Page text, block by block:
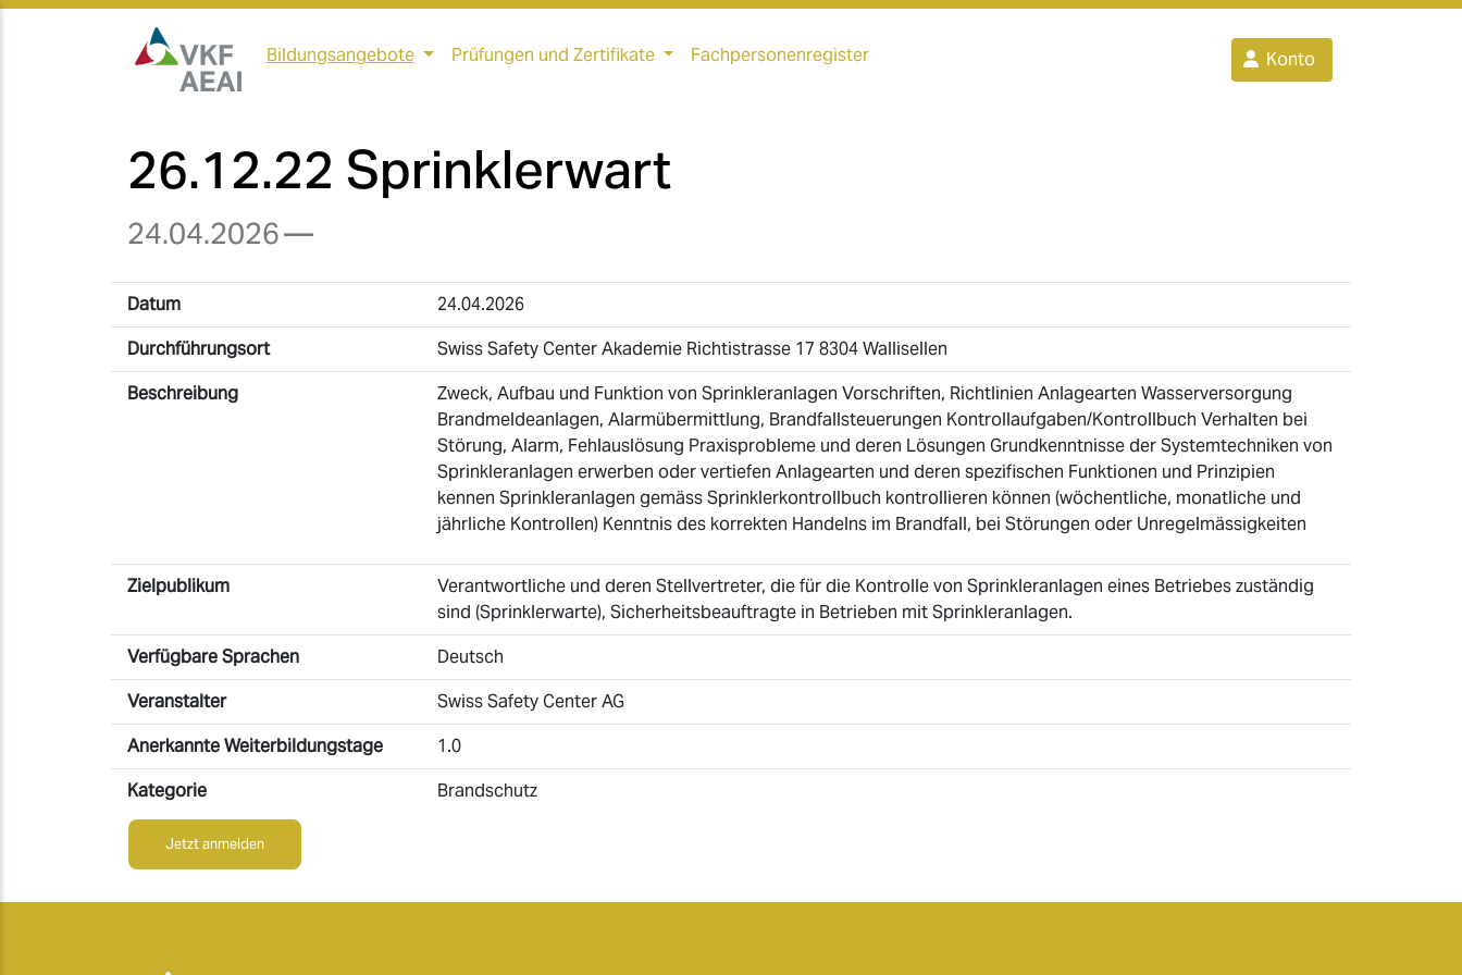
Bildungsangebote Prüfungen und Zertifikate Fachpersonenregister Konto
26.12.22 Sprinklerwart
24.04.2026—
Datum
24.04.2026
Durchführungsort
Swiss Safety Center Akademie Richtistrasse 17 8304 Wallisellen
Beschreibung
Zweck, Aufbau und Funktion von Sprinkleranlagen Vorschriften, Richtlinien Anlagearten Wasserversorgung
Brandmeldeanlagen, Alarmübermittlung, Brandfallsteuerungen Kontrollaufgaben/Kontrollbuch Verhalten bei
Störung, Alarm, Fehlauslösung Praxisprobleme und deren Lösungen Grundkenntnisse der Systemtechniken von
Sprinkleranlagen erwerben oder vertiefen Anlagearten und deren spezifischen Funktionen und Prinzipien
kennen Sprinkleranlagen gemäss Sprinklerkontrollbuch kontrollieren können (wöchentliche, monatliche und
jährliche Kontrollen) Kenntnis des korrekten Handelns im Brandfall, bei Störungen oder Unregelmässigkeiten
Zielpublikum
Verantwortliche und deren Stellvertreter, die für die Kontrolle von Sprinkleranlagen eines Betriebes zuständig
sind (Sprinklerwarte), Sicherheitsbeauftragte in Betrieben mit Sprinkleranlagen.
Verfügbare Sprachen
Deutsch
Veranstalter
Swiss Safety Center AG
Anerkannte Weiterbildungstage
1.0
Kategorie
Brandschutz
Jetzt anmelden